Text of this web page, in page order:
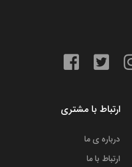
ارتباط با مشتری
درباره ی ما
ارتباط با ما